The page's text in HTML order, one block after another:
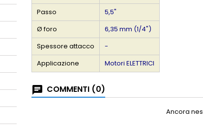
Passo
5,5"
Ø foro
6,35 mm (1/4")
Spessore attacco
-
Applicazione
Motori ELETTRICI
COMMENTI (0)
Ancora